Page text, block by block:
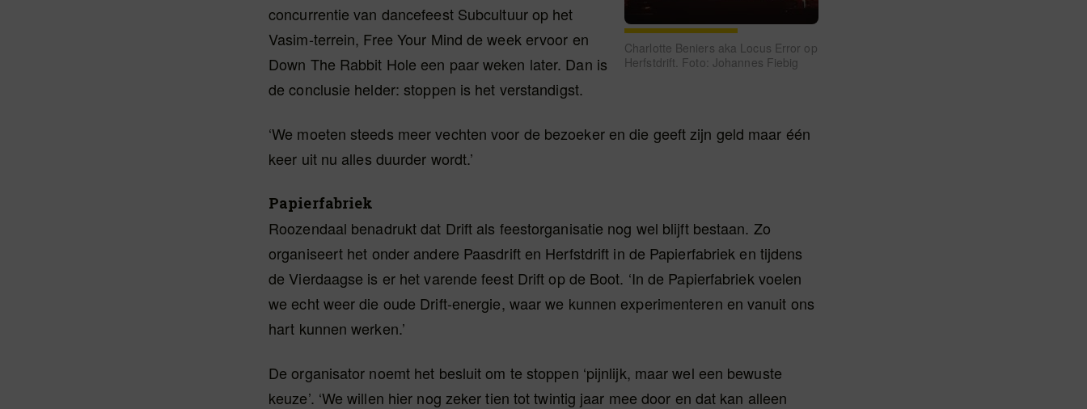
Charlotte Beniers aka Locus Error op
Herfstdrift. Foto: Johannes Fiebig
concurrentie van dancefeest Subcultuur op het
Vasim-terrein, Free Your Mind de week ervoor en
Down The Rabbit Hole een paar weken later. Dan is
de conclusie helder: stoppen is het verstandigst.
‘We moeten steeds meer vechten voor de bezoeker en die geeft zijn geld maar één
keer uit nu alles duurder wordt.’
Papierfabriek
Roozendaal benadrukt dat Drift als feestorganisatie nog wel blijft bestaan. Zo
organiseert het onder andere Paasdrift en Herfstdrift in de Papierfabriek en tijdens
de Vierdaagse is er het varende feest Drift op de Boot. ‘In de Papierfabriek voelen
we echt weer die oude Drift-energie, waar we kunnen experimenteren en vanuit ons
hart kunnen werken.’
De organisator noemt het besluit om te stoppen ‘pijnlijk, maar wel een bewuste
keuze’. ‘We willen hier nog zeker tien tot twintig jaar mee door en dat kan alleen